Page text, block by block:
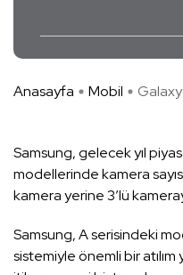
Anasayfa Mobil
Samsung, gelecek yıl
modellerinde kamera
kamera yerine 3’lü
Samsung, A serisindeki
sistemiyle önemli bir atılım